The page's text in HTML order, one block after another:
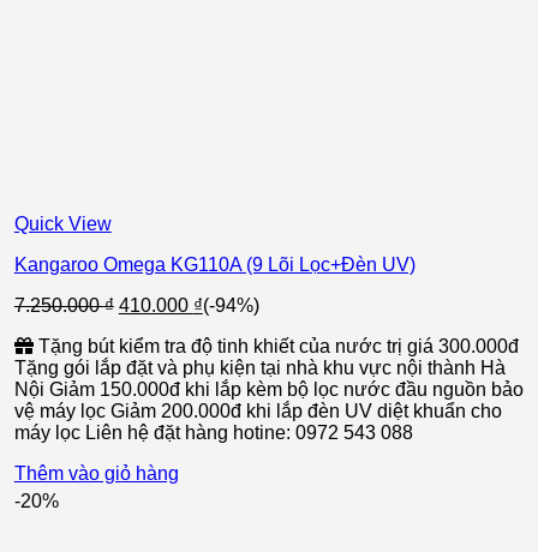
Quick View
Kangaroo Omega KG110A (9 Lõi Lọc+Đèn UV)
7.250.000₫ Giá
là:
7.250.000 ₫.
410.000 ₫Giá
tại
là:
410.000 ₫.
(-94%)
Tặng bút kiểm tra độ tinh khiết của nước trị giá 300.000đ
Tặng gói lắp đặt và phụ kiện tại nhà khu vực nội thành Hà
Nội Giảm 150.000đ khi lắp kèm bộ lọc nước đầu nguồn bảo
vệ máy lọc Giảm 200.000đ khi lắp đèn UV diệt khuẩn cho
máy lọc Liên hệ đặt hàng hotine: 0972 543 088
Thêm vào giỏ hàng
-20%